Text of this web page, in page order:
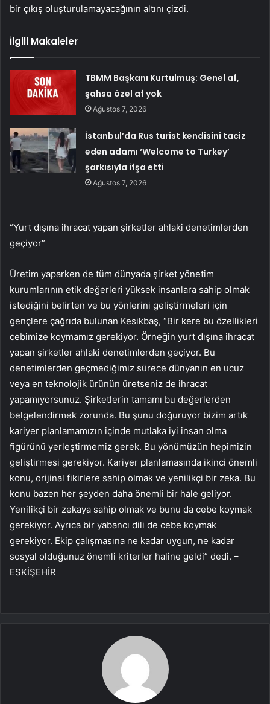
bir çıkış oluşturulamayacağının altını çizdi.
İlgili Makaleler
TBMM Başkanı Kurtulmuş: Genel af,
şahsa özel af yok
Ağustos 7, 2026
İstanbul’da Rus turist kendisini taciz
eden adamı ‘Welcome to Turkey’
şarkısıyla ifşa etti
Ağustos 7, 2026
“Yurt dışına ihracat yapan şirketler ahlaki denetimlerden
geçiyor”
Üretim yaparken de tüm dünyada şirket yönetim
kurumlarının etik değerleri yüksek insanlara sahip olmak
istediğini belirten ve bu yönlerini geliştirmeleri için
gençlere çağrıda bulunan Kesikbaş, “Bir kere bu özellikleri
cebimize koymamız gerekiyor. Örneğin yurt dışına ihracat
yapan şirketler ahlaki denetimlerden geçiyor. Bu
denetimlerden geçmediğimiz sürece dünyanın en ucuz
veya en teknolojik ürünün üretseniz de ihracat
yapamıyorsunuz. Şirketlerin tamamı bu değerlerden
belgelendirmek zorunda. Bu şunu doğuruyor bizim artık
kariyer planlamamızın içinde mutlaka iyi insan olma
figürünü yerleştirmemiz gerek. Bu yönümüzün hepimizin
geliştirmesi gerekiyor. Kariyer planlamasında ikinci önemli
konu, orijinal fikirlere sahip olmak ve yenilikçi bir zeka. Bu
konu bazen her şeyden daha önemli bir hale geliyor.
Yenilikçi bir zekaya sahip olmak ve bunu da cebe koymak
gerekiyor. Ayrıca bir yabancı dili de cebe koymak
gerekiyor. Ekip çalışmasına ne kadar uygun, ne kadar
sosyal olduğunuz önemli kriterler haline geldi” dedi. –
ESKİŞEHİR